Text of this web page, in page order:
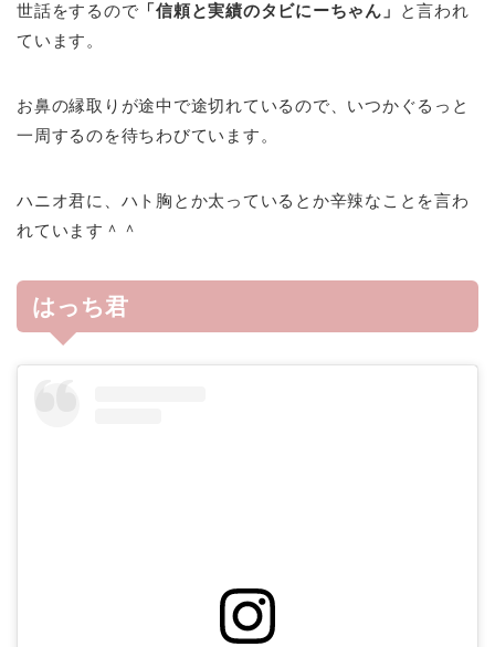
世話をするので 「信頼と実績のタビにーちゃん」
と言われ
ています。
お鼻の縁取りが途中で途切れているので、いつかぐるっと
一周するのを待ちわびています。
ハニオ君に、ハト胸とか太っているとか辛辣なことを言わ
れています＾＾
はっち君